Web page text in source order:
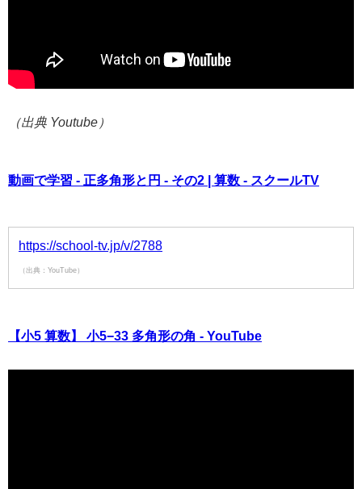
（出典 Youtube）
動画で学習 - 正多角形と円 - その2 | 算数 - スクールTV
https://school-tv.jp/v/2788
（出典：YouTube）
【小5 算数】 小5−33 多角形の角 - YouTube